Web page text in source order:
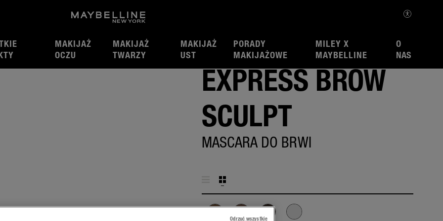
MAKIJAŻ
OCZU
MAKIJAŻ
TWARZY
MAKIJAŻ
UST
PORADY
MAKIJAŻOWE
MILEY X
MAYBELLINE
O
NAS
Mascara
EXPRESS BROW
SCULPT
MASCARA DO BRWI
Odrzuć wszystkie